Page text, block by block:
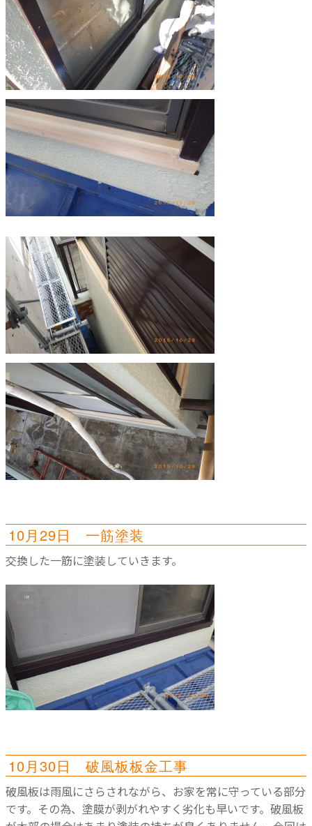
10月29日 一筋塗装
交換した一筋に塗装していきます。
10月30日 破風板板金工事
破風板は雨風にさらされながら、お家を常に守っている部分
です。その為、塗膜が剥がれやすく劣化も早いです。破風板